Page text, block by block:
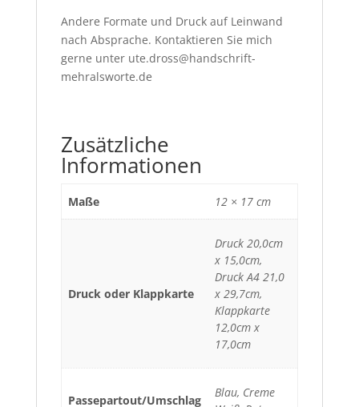
Andere Formate und Druck auf Leinwand
nach Absprache. Kontaktieren Sie mich
gerne unter ute.dross@handschrift-
mehralsworte.de
Zusätzliche
Informationen
Maße 12 × 17 cm
Druck oder Klappkarte
Druck 20,0cm
x 15,0cm,
Druck A4 21,0
x 29,7cm,
Klappkarte
12,0cm x
17,0cm
Passepartout/Umschlag
Blau, Creme